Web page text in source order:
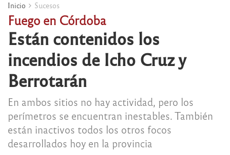
Inicio Sucesos
Fuego en Córdoba
Están contenidos los
incendios de Icho Cruz y
Berrotarán
En ambos sitios no hay actividad, pero los
perímetros se encuentran inestables. También
están inactivos todos los otros focos
desarrollados hoy en la provincia